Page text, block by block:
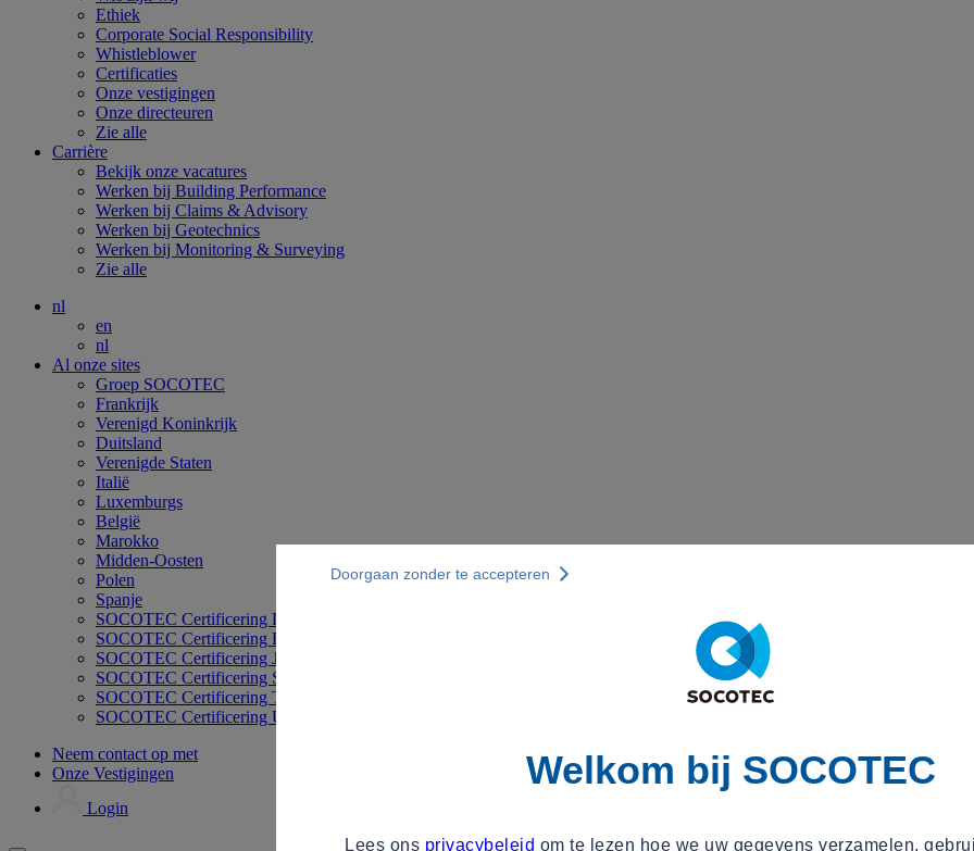
Ethiek
Corporate Social Responsibility
Whistleblower
Certificaties
Onze vestigingen
Onze directeuren
Zie alle
Carrière
Bekijk onze vacatures
Werken bij Building Performance
Werken bij Claims & Advisory
Werken bij Geotechnics
Werken bij Monitoring & Surveying
Zie alle
nl
en
nl
Al onze sites
Groep SOCOTEC
Frankrijk
Verenigd Koninkrijk
Duitsland
Verenigde Staten
Italië
Luxemburgs
België
Marokko
Midden-Oosten
Polen
Spanje
SOCOTEC Certificering Duitsland
SOCOTEC Certificering Filipijnen
SOCOTEC Certificering Japan
SOCOTEC Certificering Singapore
SOCOTEC Certificering Thailand
SOCOTEC Certificering UK
Neem contact op met
Onze Vestigingen
Login
Welkom bij SOCOTEC
Lees ons privacybeleid om te lezen hoe we uw gegevens verzamelen,
Doorgaan zonder te accepteren